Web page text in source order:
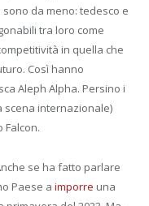
da meno: tedesco e
tra loro come
in quella che
Così hanno
Aleph Alpha. Persino i
scena internazionale)
Falcon.
se ha fatto parlare
Paese a imporre una